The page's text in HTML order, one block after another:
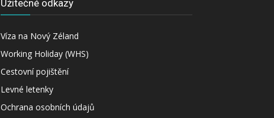
Užitečné odkazy
Víza na Nový Zéland
Working Holiday (WHS)
Cestovní pojištění
Levné letenky
Ochrana osobních údajů